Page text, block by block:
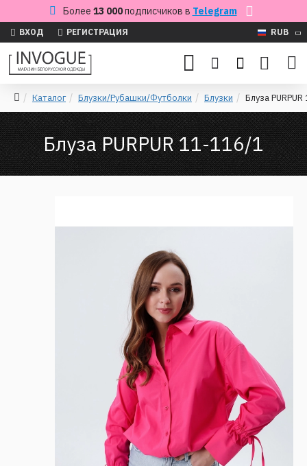
Более 13 000подписчиков в Telegram
ВХОД РЕГИСТРАЦИЯ RUB
Каталог Блузки/Рубашки/Футболки Блузки Блуза
Блуза PURPUR 11-116/1